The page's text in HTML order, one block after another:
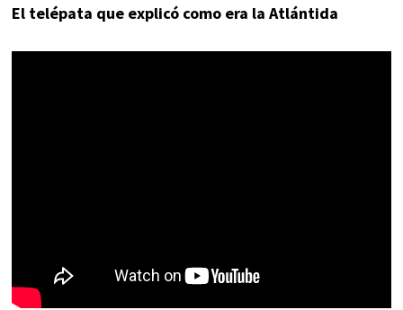
El telépata que explicó como era la Atlántida